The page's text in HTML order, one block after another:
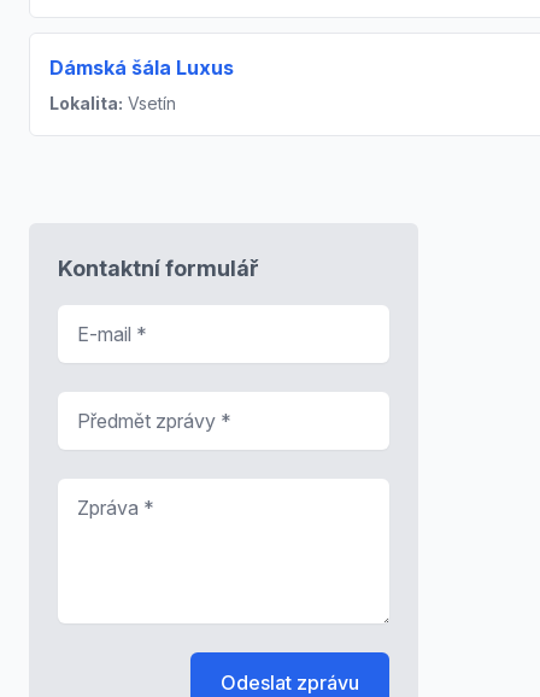
Dámská šála Luxus
Lokalita: Vsetín
Kontaktní formulář
Odeslat zprávu